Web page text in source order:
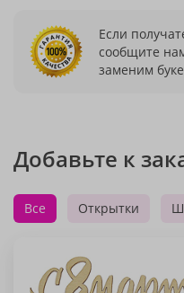
Если
сообщите
заменим
Добавьте к
Все Открытки